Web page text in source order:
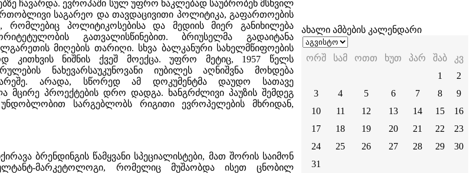
ჩავარდა. ევროპაში სულ უფრო ნაკლებად საუბრობენ მსხვილ
საგარეო და თავდაცივითი პოლიტიკა, გაფართოების
რომლებიც პოლიტიკოსებისა და მედიის მიერ განიხილება
გათვალისწინებით. ბრიუსელმა გადაიტანა
მიღების თარიღი. სხვა ბალკანური სახელმწიფოების
კითხვის ნიშნის ქვეშ მოექცა. უფრო მეტიც, 1957 წელს
ნახევარსაუკუნოვანი იუბილეს აღნიშვნა მოხდება
არადა, სწორედ ამ დოკუმენტმა დაუდო სათავე
მცირე პროექტების დრო დადგა. ხანგრძლივი პაუზის შემდეგ
სარგებლობს რიგითი ევროპელების მხრიდან,
ბრენდინგის წამყვანი სპეციალისტები, მათ შორის საიმონ
მარკეტოლოგი, რომელიც მუშაობდა ისეთ ცნობილ
ახალი ამბების კალენდარი
ორშ სამ ოთთ ხუთ პარ შაბ
კვ
1
2
3
4 5 6 7 8
9
10
11 12 13 14 15
16
17
18 19 20 21 22
23
24
25 26 27 28 29
30
31